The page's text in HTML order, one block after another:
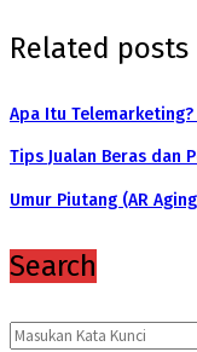
Related posts
Apa Itu Telemarketing?
Tips Jualan Beras dan
Umur Piutang (AR
Search
Search